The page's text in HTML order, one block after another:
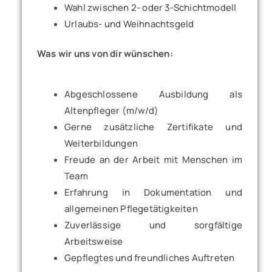
Wahl zwischen 2- oder 3-Schichtmodell
Urlaubs- und Weihnachtsgeld
Was wir uns von dir wünschen:
Abgeschlossene Ausbildung als
Altenpfleger (m/w/d)
Gerne zusätzliche Zertifikate und
Weiterbildungen
Freude an der Arbeit mit Menschen im
Team
Erfahrung in Dokumentation und
allgemeinen Pflegetätigkeiten
Zuverlässige und sorgfältige
Arbeitsweise
Gepflegtes und freundliches Auftreten